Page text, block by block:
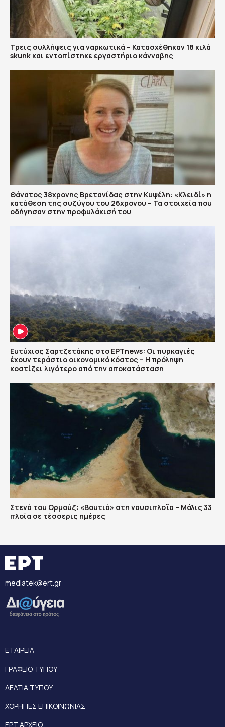
Τρεις συλλήψεις για ναρκωτικά – Κατασχέθηκαν 18 κιλά
skunk και εντοπίστηκε εργαστήριο κάνναβης
Θάνατος 38χρονης Βρετανίδας στην Κυψέλη: «Κλειδί» η
κατάθεση της συζύγου του 26χρονου – Τα στοιχεία που
οδήγησαν στην προφυλάκισή του
Ευτύχιος Σαρτζετάκης στο ΕΡΤnews: Οι πυρκαγιές
έχουν τεράστιο οικονομικό κόστος – Η πρόληψη
κοστίζει λιγότερο από την αποκατάσταση
Στενά του Ορμούζ: «Βουτιά» στη ναυσιπλοΐα – Μόλις 33
πλοία σε τέσσερις ημέρες
mediatek@ert.gr
ΕΤΑΙΡΕΙΑ
ΓΡΑΦΕΙΟ ΤΥΠΟΥ
ΔΕΛΤΙΑ ΤΥΠΟΥ
ΧΟΡΗΓΙΕΣ ΕΠΙΚΟΙΝΩΝΙΑΣ
ΕΡΤ ΑΡΧΕΙΟ